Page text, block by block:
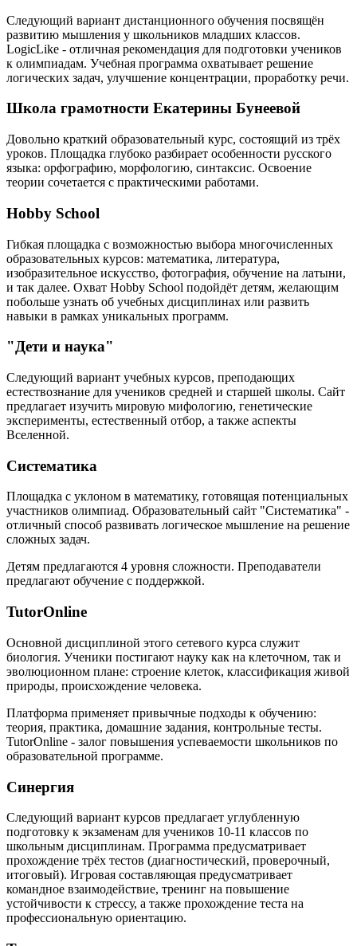
Следующий вариант дистанционного обучения посвящён
развитию мышления у школьников младших классов.
LogicLike - отличная рекомендация для подготовки учеников
к олимпиадам. Учебная программа охватывает решение
логических задач, улучшение концентрации, проработку речи.
Школа грамотности Екатерины Бунеевой
Довольно краткий образовательный курс, состоящий из трёх
уроков. Площадка глубоко разбирает особенности русского
языка: орфографию, морфологию, синтаксис. Освоение
теории сочетается с практическими работами.
Hobby School
Гибкая площадка с возможностью выбора многочисленных
образовательных курсов: математика, литература,
изобразительное искусство, фотография, обучение на латыни,
и так далее. Охват Hobby School подойдёт детям, желающим
побольше узнать об учебных дисциплинах или развить
навыки в рамках уникальных программ.
"Дети и наука"
Следующий вариант учебных курсов, преподающих
естествознание для учеников средней и старшей школы. Сайт
предлагает изучить мировую мифологию, генетические
эксперименты, естественный отбор, а также аспекты
Вселенной.
Систематика
Площадка с уклоном в математику, готовящая потенциальных
участников олимпиад. Образовательный сайт "Систематика" -
отличный способ развивать логическое мышление на решение
сложных задач.
Детям предлагаются 4 уровня сложности. Преподаватели
предлагают обучение с поддержкой.
TutorOnline
Основной дисциплиной этого сетевого курса служит
биология. Ученики постигают науку как на клеточном, так и
эволюционном плане: строение клеток, классификация живой
природы, происхождение человека.
Платформа применяет привычные подходы к обучению:
теория, практика, домашние задания, контрольные тесты.
TutorOnline - залог повышения успеваемости школьников по
образовательной программе.
Синергия
Следующий вариант курсов предлагает углубленную
подготовку к экзаменам для учеников 10-11 классов по
школьным дисциплинам. Программа предусматривает
прохождение трёх тестов (диагностический, проверочный,
итоговый). Игровая составляющая предусматривает
командное взаимодействие, тренинг на повышение
устойчивости к стрессу, а также прохождение теста на
профессиональную ориентацию.